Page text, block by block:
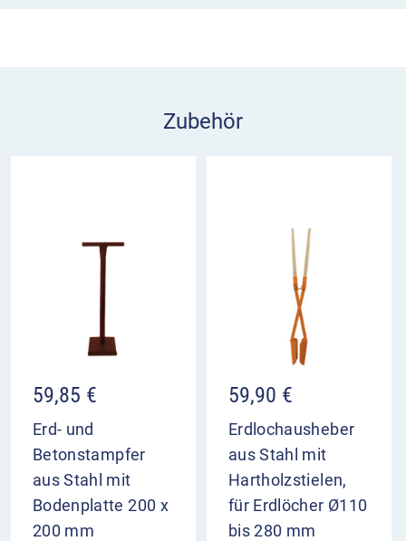
Pfostens können Sie die Schraube einfach wieder
Zubehör
59,85 €
Erd- und
Betonstampfer
aus Stahl mit
Bodenplatte 200 x
200 mm
59,90 €
Erdlochausheber
aus Stahl mit
Hartholzstielen,
für Erdlöcher Ø110
bis 280 mm